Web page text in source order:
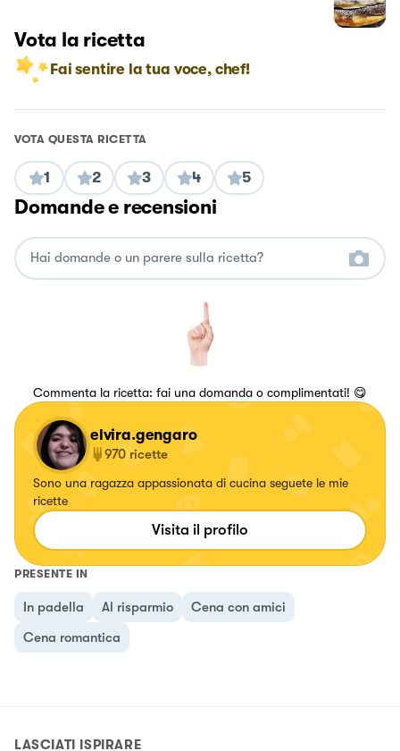
Vota la ricetta
Fai sentire la tua voce, chef!
VOTA QUESTA RICETTA
1 2 3 4 5
Domande e recensioni
Commenta la ricetta: fai una domanda o complimentati! 😋
elvira.gengaro
970 ricette
Sono una ragazza appassionata di cucina seguete le mie
ricette
Visita il profilo
PRESENTE IN
In padella Al risparmio
Cena con amici
Cena romantica
LASCIATI ISPIRARE